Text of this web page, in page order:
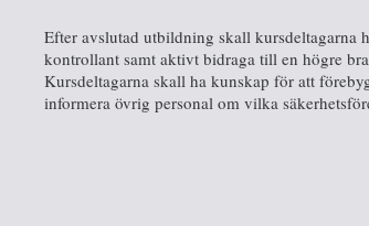
Efter avslutad utbildning skall kursdeltagarna
kontrollant samt aktivt bidraga till en högre
Kursdeltagarna skall ha kunskap för att
informera övrig personal om vilka